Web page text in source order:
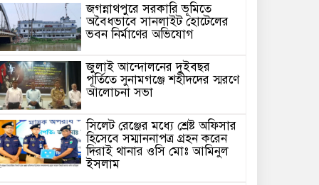
জগন্নাথপুরে সরকারি ভূমিতে
অবৈধভাবে সানলাইট হোটেলের
ভবন নির্মাণের অভিযোগ
জুলাই আন্দোলনের দুইবছর
পূর্তিতে সুনামগঞ্জে শহীদদের স্মরণে
আলোচনা সভা
সিলেট রেঞ্জের মধ্যে শ্রেষ্ট অফিসার
হিসেবে সম্মাননাপত্র গ্রহন করেন
দিরাই থানার ওসি মোঃ আমিনুল
ইসলাম